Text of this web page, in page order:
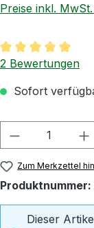
Preise inkl.
Durchschnittliche
2 Bewertungen
Sofort
Produkt
Zum Merkzettel
Produktnummer:
Dieser